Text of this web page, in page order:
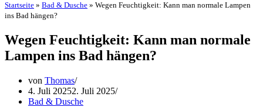
Startseite » Bad & Dusche » Wegen Feuchtigkeit: Kann man normale Lampen
ins Bad hängen?
Wegen Feuchtigkeit: Kann man normale
Lampen ins Bad hängen?
von Thomas
4. Juli 20252. Juli 2025
Bad & Dusche